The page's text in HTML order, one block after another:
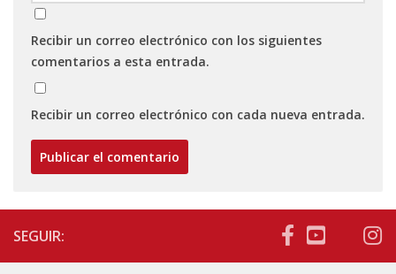
Recibir un correo electrónico con los siguientes
comentarios a esta entrada.
Recibir un correo electrónico con cada nueva entrada.
SEGUIR: